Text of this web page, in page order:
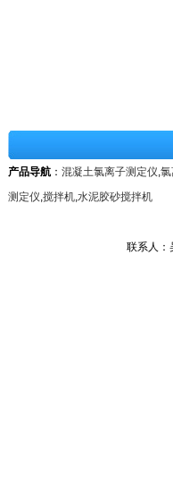
产品导航 ： 混凝土氯离子测定仪,氯
测定仪,搅拌机,水泥胶砂搅拌机
联系人